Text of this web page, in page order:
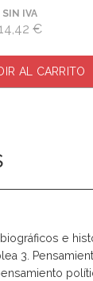
SIN IVA
€
AL CARRITO
e
3.